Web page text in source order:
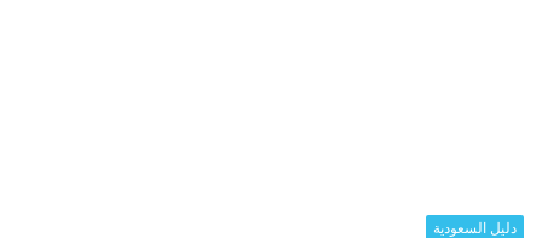
دليل السعودية